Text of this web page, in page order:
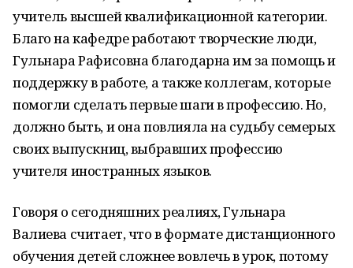
учитель высшей квалификационной категории.
Благо на кафедре работают творческие люди,
Гульнара Рафисовна благодарна им за помощь и
поддержку в работе, а также коллегам, которые
помогли сделать первые шаги в профессию. Но,
должно быть, и она повлияла на судьбу семерых
своих выпускниц, выбравших профессию
учителя иностранных языков.
Говоря о сегодняшних реалиях, Гульнара
Валиева считает, что в формате дистанционного
обучения детей сложнее вовлечь в урок, потому